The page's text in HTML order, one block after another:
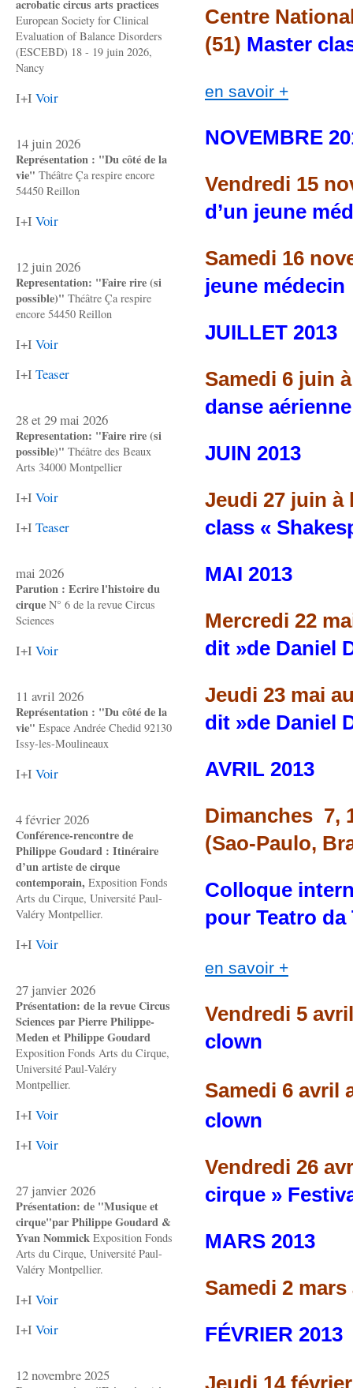
acrobatic circus arts practices
European Society for Clinical
Evaluation of Balance Disorders
(ESCEBD) 18 - 19 juin 2026,
Nancy
I+I Voir
14 juin 2026
Représentation : "Du côté de la
vie" Théâtre Ça respire encore
54450 Reillon
I+I Voir
12 juin 2026
Representation: "Faire rire (si
possible)" Théâtre Ça respire
encore 54450 Reillon
I+I Voir
I+I Teaser
28 et 29 mai 2026
Representation: "Faire rire (si
possible)" Théâtre des Beaux
Arts 34000 Montpellier
I+I Voir
I+I Teaser
mai 2026
Parution : Ecrire l'histoire du
cirque N° 6 de la revue Circus
Sciences
I+I Voir
11 avril 2026
Représentation : "Du côté de la
vie" Espace Andrée Chedid 92130
Issy-les-Moulineaux
I+I Voir
4 février 2026
Conférence-rencontre de
Philippe Goudard : Itinéraire
d’un artiste de cirque
contemporain, Exposition Fonds
Arts du Cirque, Université Paul-
Valéry Montpellier.
I+I Voir
27 janvier 2026
Présentation: de la revue Circus
Sciences par Pierre Philippe-
Meden et Philippe Goudard
Exposition Fonds Arts du Cirque,
Université Paul-Valéry
Montpellier.
I+I Voir
I+I Voir
27 janvier 2026
Présentation: de "Musique et
cirque"par Philippe Goudard &
Yvan Nommick Exposition Fonds
Arts du Cirque, Université Paul-
Valéry Montpellier.
I+I Voir
I+I Voir
12 novembre 2025
Centre
(51) Master
en savoir +
NOVEMBRE
Vendredi 15
d’un jeune
Samedi 16
jeune médecin
JUILLET 2013
Samedi 6 juin
danse
JUIN 2013
Jeudi 27 juin à
class «
MAI 2013
Mercredi 22
dit »de Daniel
Jeudi 23 mai
dit »de Daniel
AVRIL 2013
Dimanches 7,
(Sao-Paulo,
Colloque
pour Teatro da
en savoir +
Vendredi 5
clown
Samedi 6 avril
clown
Vendredi 26
cirque »
MARS 2013
Samedi 2 mars
FÉVRIER 2013
Jeudi 14